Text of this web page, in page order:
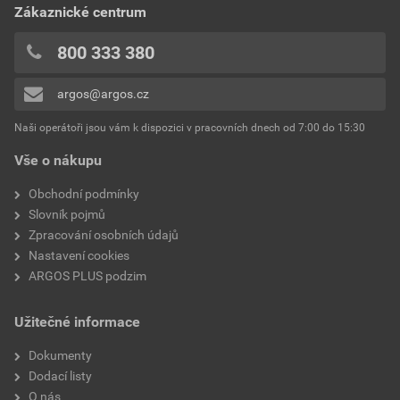
ochranným kontaktem
Průřez žíly
Krytí (IP)
S tepelnou ochranou proti
Ano
Automatické navíjení
kabelu
S montážním rámem
S aretací
Přidávat hodnocení může pouze přihlášený uživatel.
Vše o nákupu
Obchodní podmínky
Slovník pojmů
Zpracování osobních údajů
Nastavení cookies
ARGOS PLUS podzim
Užitečné informace
Dokumenty
Dodací listy
O nás
Zákaznické centrum
800 333 380
argos@argos.cz
Naši operátoři jsou vám k dispozici v pracovních dnech od 7:00 do 15:30